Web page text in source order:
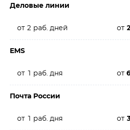
Деловые линии
от 2 раб. дней от
EMS
от 1 раб. дня от
Почта России
от 1 раб. дня от